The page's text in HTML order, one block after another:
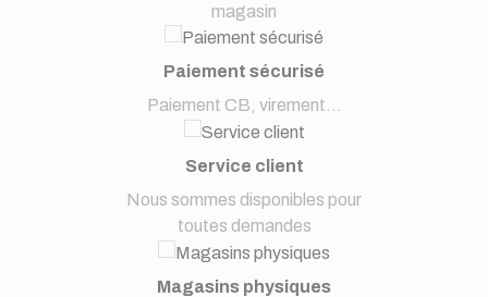
magasin
Paiement sécurisé
Paiement CB, virement...
Service client
Nous sommes disponibles pour
toutes demandes
Magasins physiques